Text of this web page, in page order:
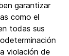
garantizar
como el
todas sus
violación de